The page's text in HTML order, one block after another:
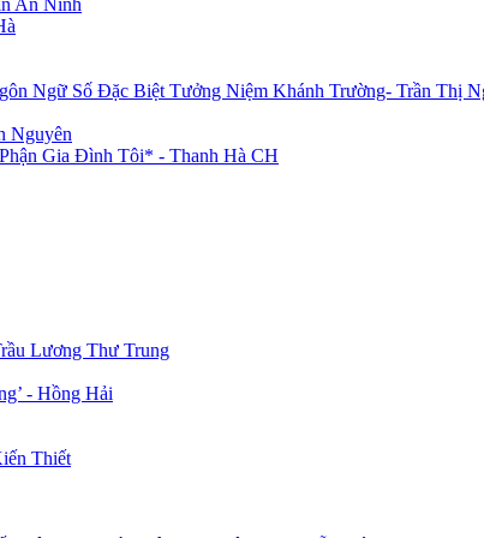
An Ninh
Ngữ Số Đặc Biệt Tưởng Niệm Khánh Trường- Trần Thị
Nguyên
Gia Đình Tôi* - Thanh Hà CH
Lương Thư Trung
- Hồng Hải
Thiết